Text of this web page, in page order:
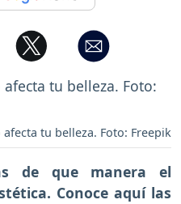
tu belleza. Foto: Freepik
de que manera el
Conoce aquí las